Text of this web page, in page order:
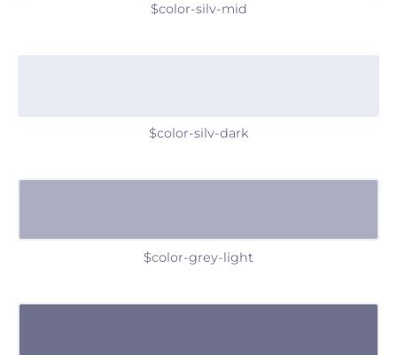
$color-silv-mid
$color-silv-dark
$color-grey-light